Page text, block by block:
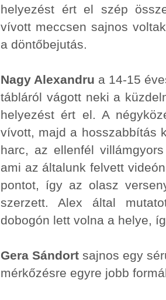
helyezést ért el szép
vívott meccsen sajnos
a döntőbejutás.
Nagy Alexandru a 14-15
tábláról vágott neki a
helyezést ért el. A
vívott, majd a hosszabbítás
harc, az ellenfél
ami az általunk felvett
pontot, így az olasz
szerzett. Alex által
dobogón lett volna a helye,
Gera Sándort sajnos egy
mérkőzésre egyre jobb